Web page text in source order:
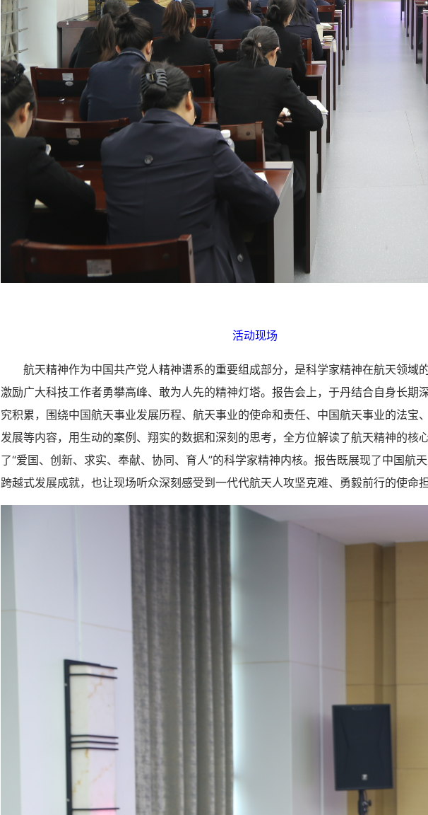
活动现场
航天精神作为中国共产党人精神谱系的重要组成部分，是科学家精神在航天领域
激励广大科技工作者勇攀高峰、敢为人先的精神灯塔。报告会上，于丹结合自身长期
究积累，围绕中国航天事业发展历程、航天事业的使命和责任、中国航天事业的法宝
发展等内容，用生动的案例、翔实的数据和深刻的思考，全方位解读了航天精神的核
了“爱国、创新、求实、奉献、协同、育人”的科学家精神内核。报告既展现了中国航
跨越式发展成就，也让现场听众深刻感受到一代代航天人攻坚克难、勇毅前行的使命担